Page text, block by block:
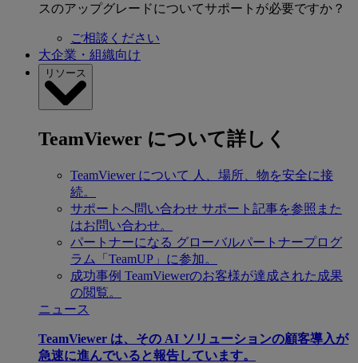
スのアップグレードについてサポートが必要ですか？
ご相談ください
大企業・組織向け
リソース
TeamViewer について詳しく
TeamViewer について 人、場所、物を安全に接
続。
サポートへ問い合わせ サポート記事を参照また
はお問い合わせ。
パートナーになる グローバルパートナープログ
ラム「TeamUP」に参加。
成功事例 TeamViewerのお客様が達成された成果
の閲覧。
ニュース
TeamViewer は、その AI ソリューションの顧客導入が
急速に進んでいると報告しています。